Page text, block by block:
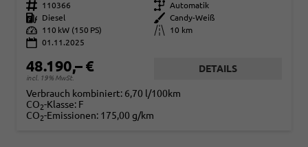
Fahrzeugnr. 110366 Getriebe Automatik
Kraftstoff
Diesel Außenfarbe
Candy-Weiß
Leistung
110 kW (150 PS) Kilometerstand
10 km
01.11.2025
48.190,– €
incl. 19% MwSt.
DETAILS
Verbrauch kombiniert: 6,70 l/100km
CO2-Klasse: F
CO2-Emissionen: 175,00 g/km